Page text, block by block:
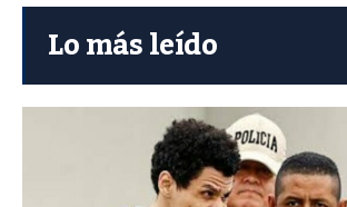
Lo más leído